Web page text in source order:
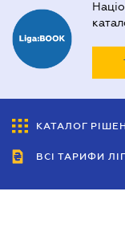
КАТАЛОГ
ВСІ ТАРИФИ